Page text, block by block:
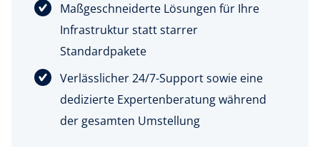
Maßgeschneiderte Lösungen für Ihre
Infrastruktur statt starrer
Standardpakete
Verlässlicher 24/7-Support sowie eine
dedizierte Expertenberatung während
der gesamten Umstellung